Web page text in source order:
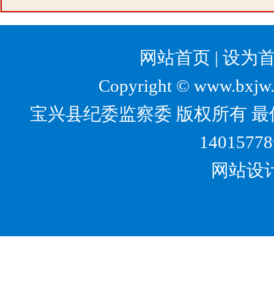
网站首页 | 设为
Copyright ©
宝兴县纪委监察委 版权所有
网站设